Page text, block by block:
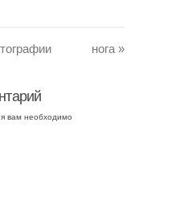
нога »
вам необходимо